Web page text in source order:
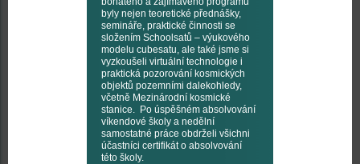
byly nejen teoretické přednášky,
semináře, praktické činnosti se
složením Schoolsatů – výukového
modelu cubesatu, ale také jsme si
vyzkoušeli virtuální technologie i
praktická pozorování kosmických
objektů pozemními dalekohledy,
včetně Mezinárodní kosmické
stanice. Po úspěšném absolvování
víkendové školy a nedělní
samostatné práce obdrželi všichni
účastníci certifikát o absolvování
této školy.